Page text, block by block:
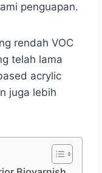
penguapan.
rendah VOC
telah lama
acrylic
juga lebih